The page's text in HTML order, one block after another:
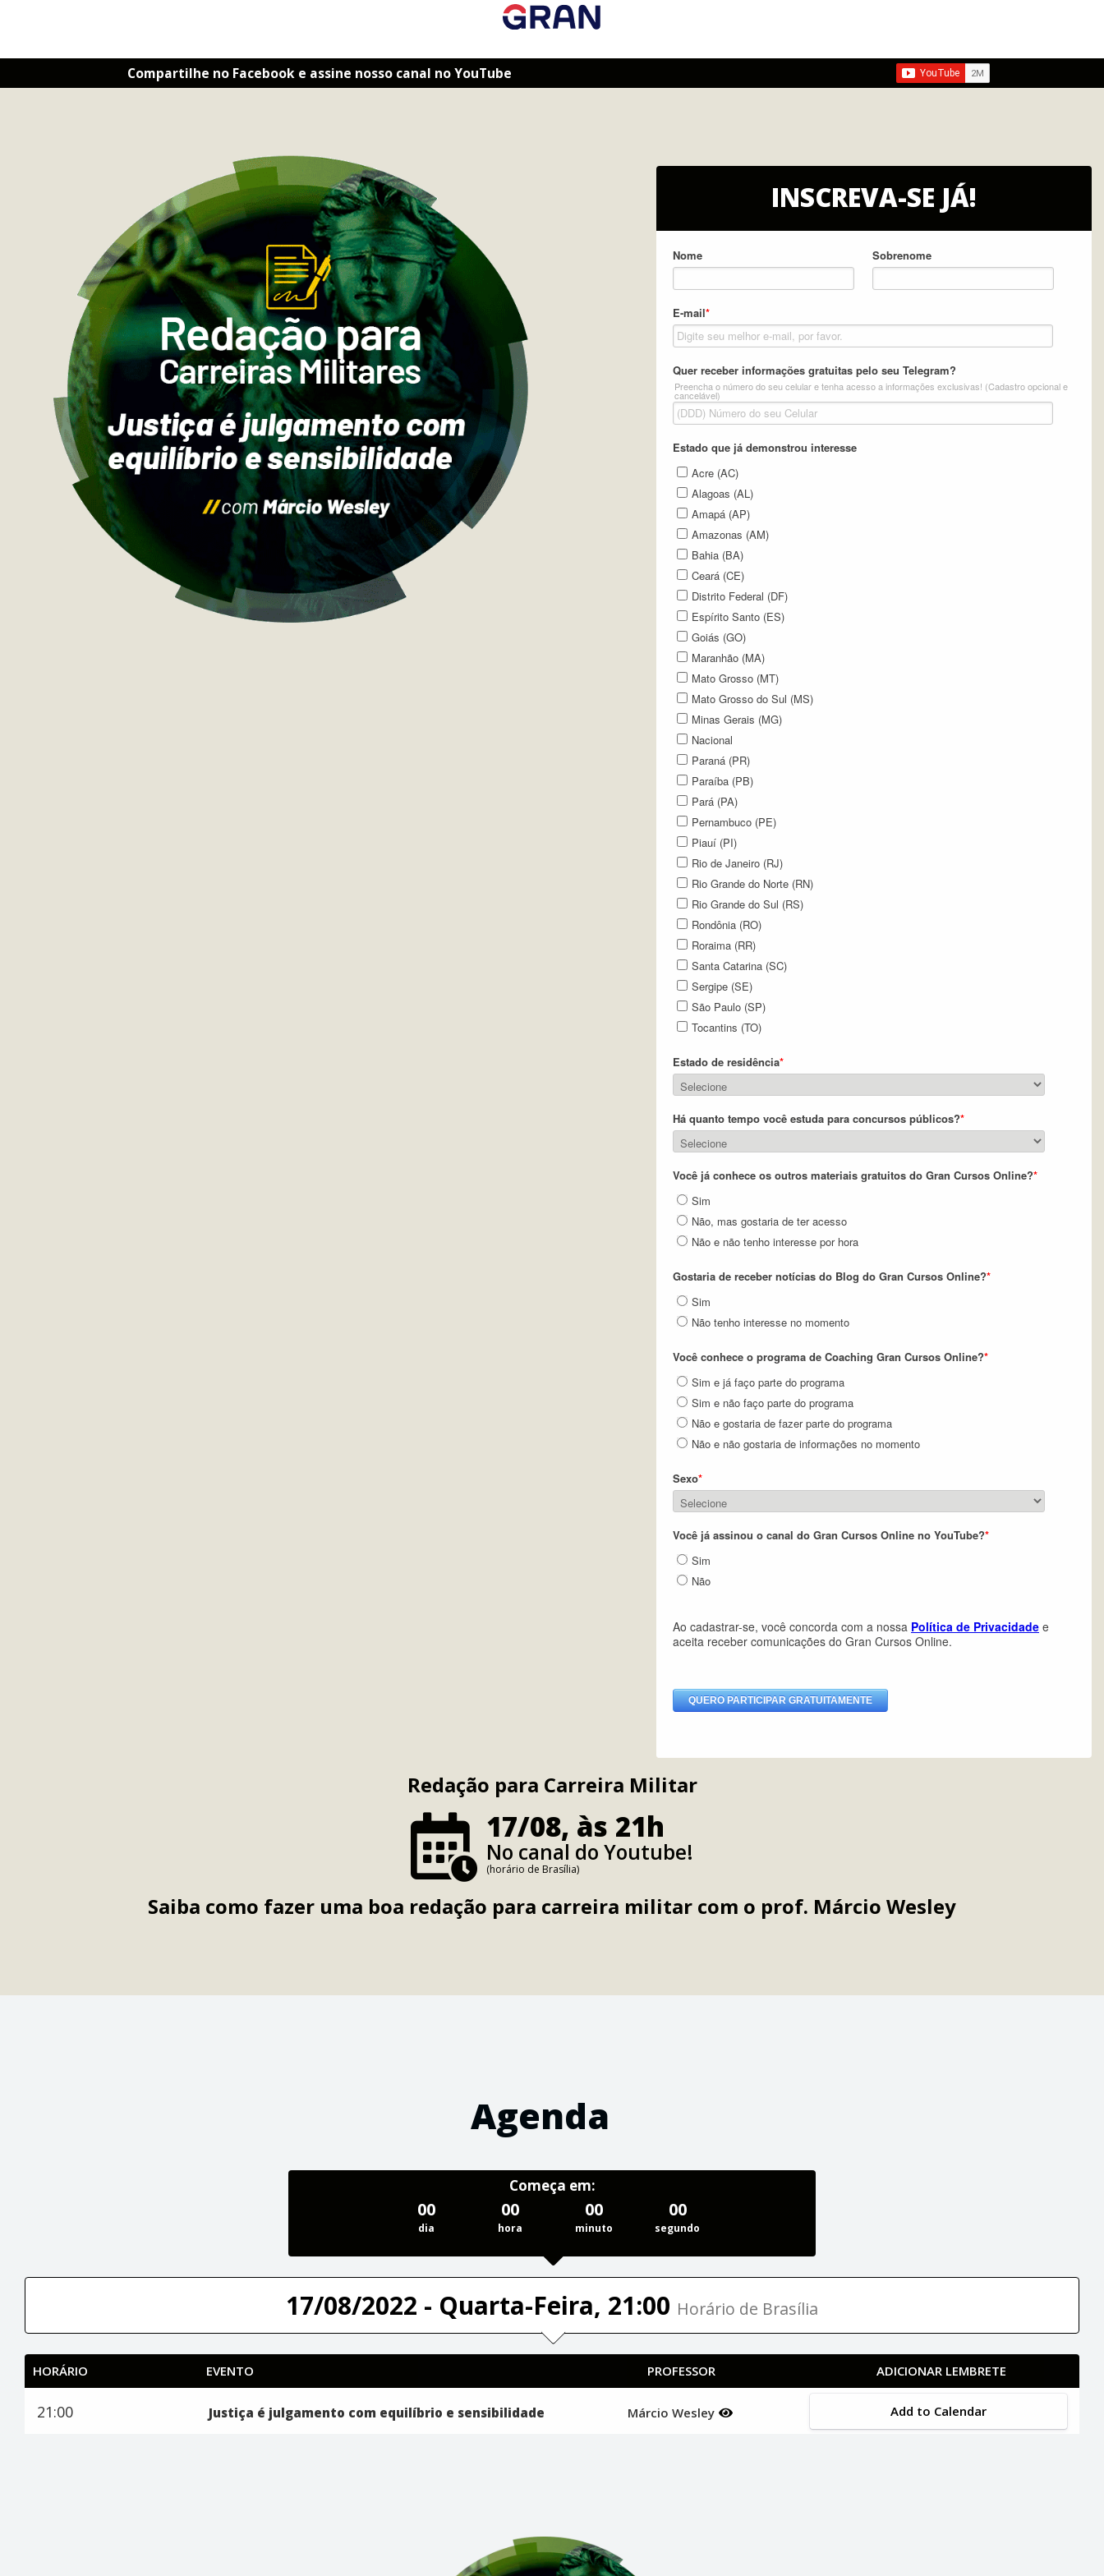
Compartilhe no Facebook e assine nosso canal no YouTube
INSCREVA-SE JÁ!
Redação para Carreira Militar
17/08, às 21h
No canal do Youtube!
(horário de Brasília)
Saiba como fazer uma boa redação para carreira militar com o prof. Márcio Wesley
Agenda
Começa em:
00
dia
00
hora
00
minuto
00
segundo
17/08/2022 - Quarta-Feira, 21:00 Horário de Brasília
HORÁRIO EVENTO PROFESSOR ADICIONAR LEMBRETE
21:00 Justiça é julgamento com equilíbrio e sensibilidade Márcio Wesley Add to Calendar